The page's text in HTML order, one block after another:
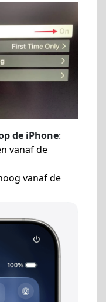
de iPhone:
vanaf de
vanaf de